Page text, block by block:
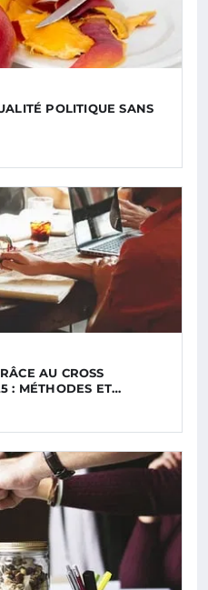
POLITIQUE SANS
AU CROSS
: MÉTHODES ET…